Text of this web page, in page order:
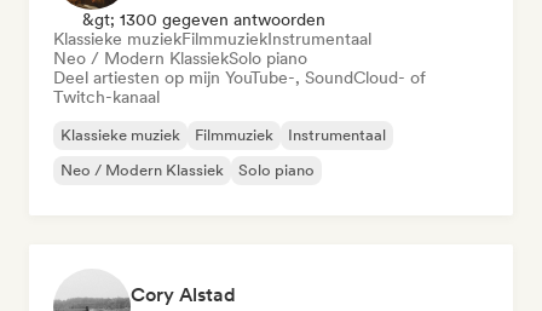
&gt; 1300 gegeven antwoorden
Klassieke muziekFilmmuziekInstrumentaal
Neo / Modern KlassiekSolo piano
Deel artiesten op mijn YouTube-, SoundCloud- of
Twitch-kanaal
Klassieke muziek Filmmuziek
Instrumentaal
Neo / Modern Klassiek
Solo piano
Cory Alstad